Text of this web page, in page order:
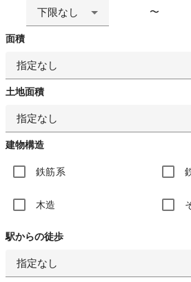
下限なし 〜
面積
指定なし
土地面積
指定なし
建物構造
鉄筋系
木造
駅からの徒歩
指定なし